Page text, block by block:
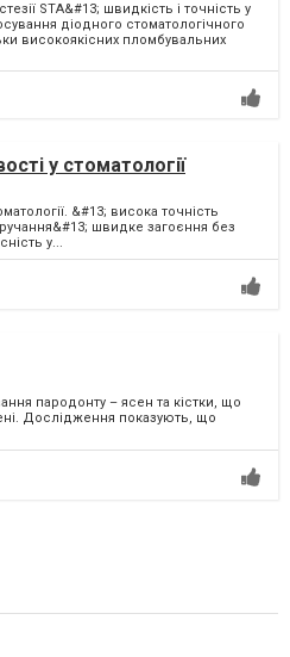
STA&#13; швидкість і точність у
діодного стоматологічного
високоякісних пломбувальних
у стоматології
&#13; висока точність
швидке загоєння без
у...
пародонту – ясен та кістки, що
Дослідження показують, що